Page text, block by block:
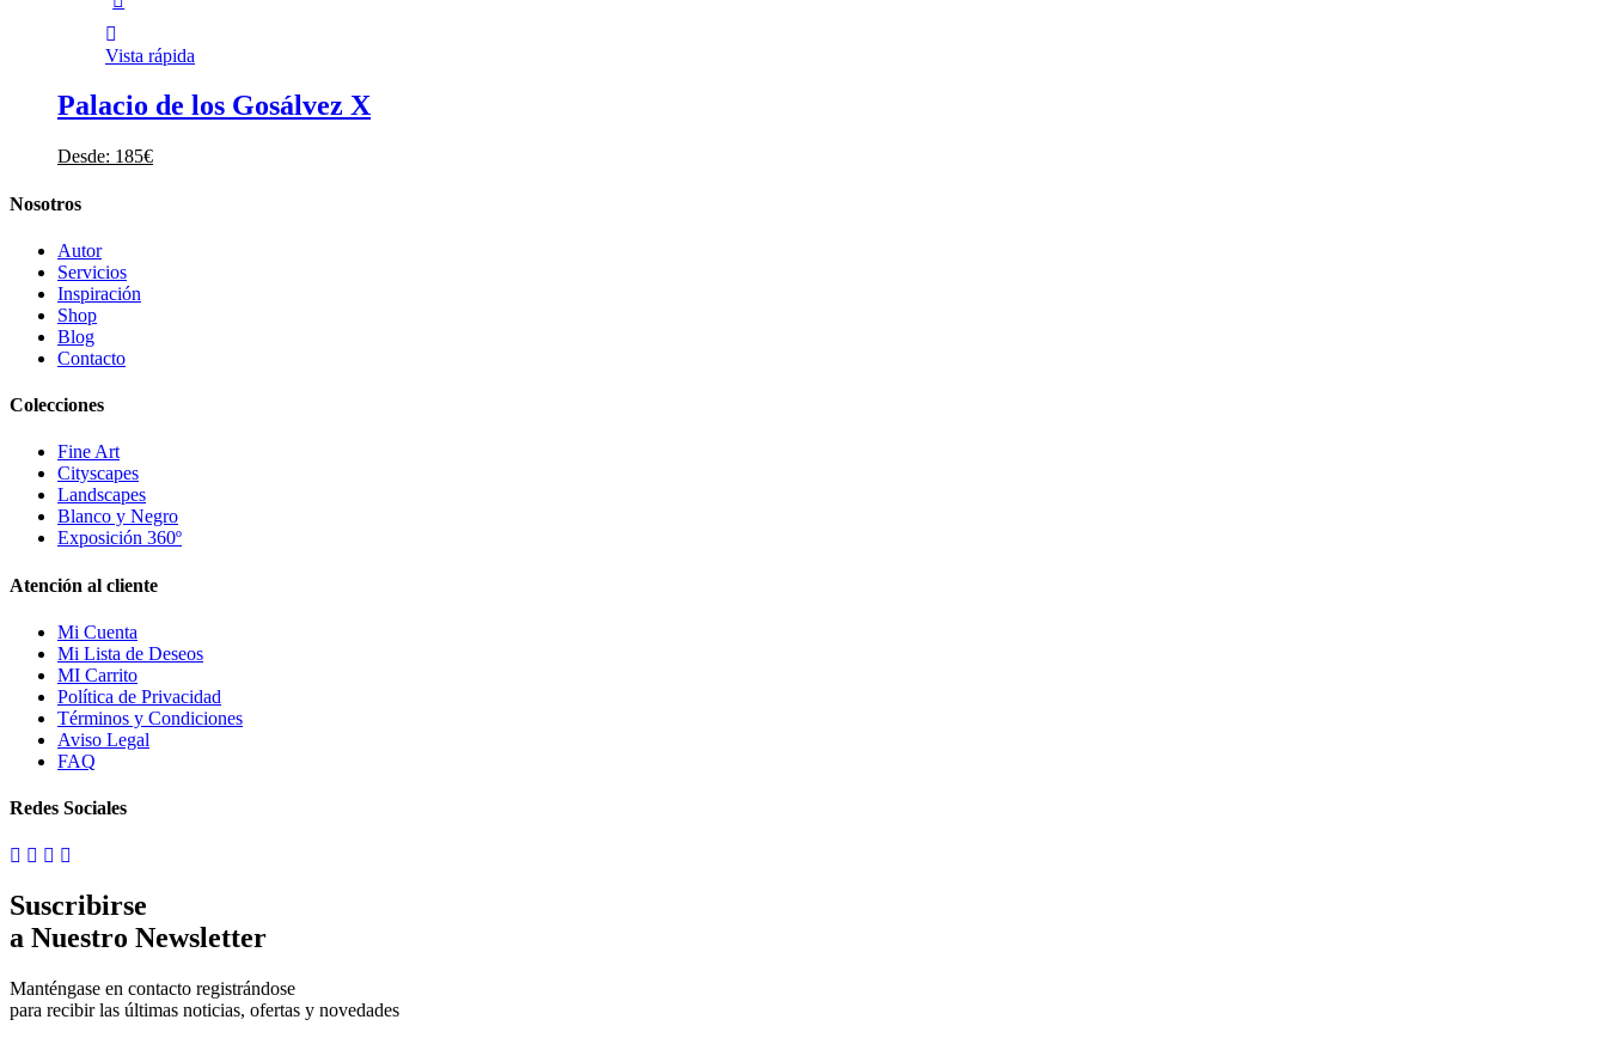
Vista rápida
Palacio de los Gosálvez X
Desde: 185€
Nosotros
Autor
Servicios
Inspiración
Shop
Blog
Contacto
Colecciones
Fine Art
Cityscapes
Landscapes
Blanco y Negro
Exposición 360º
Atención al cliente
Mi Cuenta
Mi Lista de Deseos
MI Carrito
Política de Privacidad
Términos y Condiciones
Aviso Legal
FAQ
Redes Sociales
Suscribirse
a Nuestro Newsletter
Manténgase en contacto registrándose
para recibir las últimas noticias, ofertas y novedades